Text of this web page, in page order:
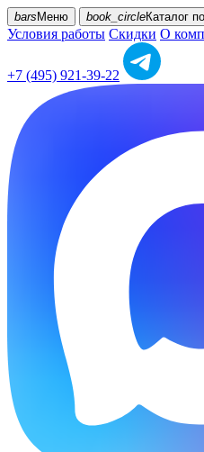
bars Меню book_circleКаталог
Условия работы Скидки О
+7 (495) 921-39-22